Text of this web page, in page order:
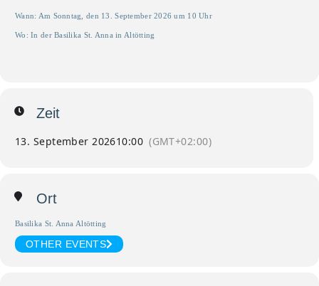
Wann: Am Sonntag, den 13. September 2026 um 10 Uhr
Wo: In der Basilika St. Anna in Altötting
Zeit
13. September 202610:00 (GMT+02:00)
Ort
Basilika St. Anna Altötting
OTHER EVENTS